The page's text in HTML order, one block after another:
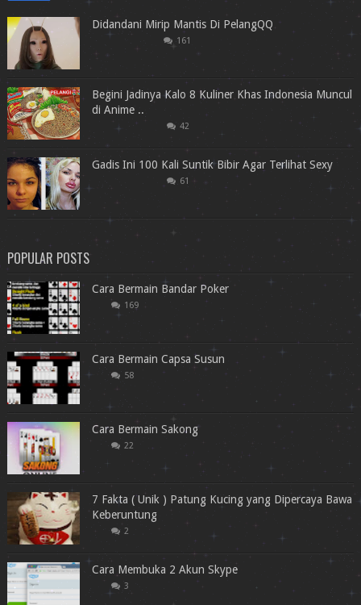
Didandani Mirip Mantis Di PelangQQ
161
Begini Jadinya Kalo 8 Kuliner Khas Indonesia Muncul
di Anime ..
42
Gadis Ini 100 Kali Suntik Bibir Agar Terlihat Sexy
61
POPULAR POSTS
Cara Bermain Bandar Poker
169
Cara Bermain Capsa Susun
58
Cara Bermain Sakong
22
7 Fakta ( Unik ) Patung Kucing yang Dipercaya Bawa
Keberuntung
2
Cara Membuka 2 Akun Skype
3